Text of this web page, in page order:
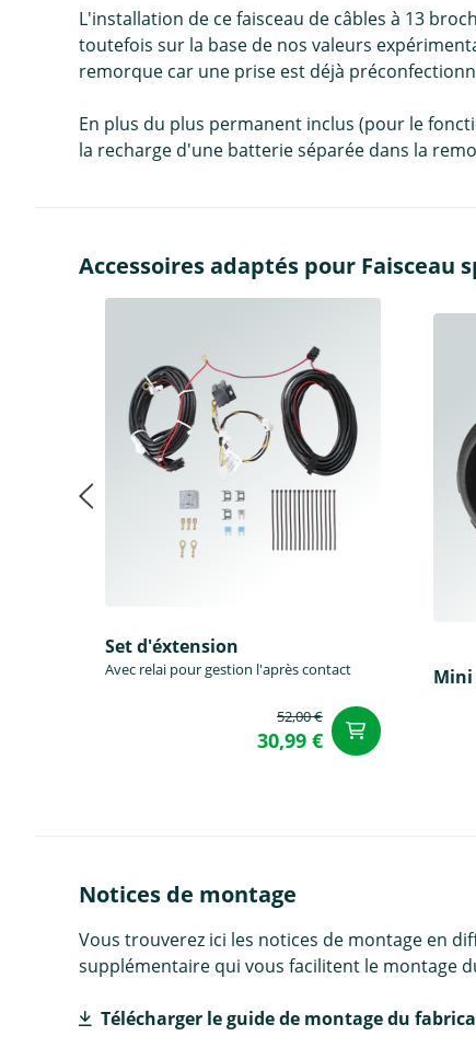
L'installation de ce faisceau de câbles à 13
toutefois sur la base de nos valeurs
remorque car une prise est déjà
En plus du plus permanent inclus (pour le
la recharge d'une batterie séparée dans la
Accessoires adaptés pour Faisceau
Set d'éxtension
Avec relai pour gestion l'après contact
52,00 €
30,99 €
Notices de montage
Vous trouverez ici les notices de montage en
supplémentaire qui vous facilitent le montage
Télécharger le guide de montage du